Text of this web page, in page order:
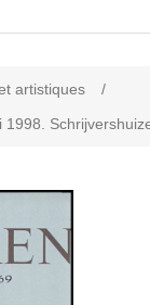
artistiques
/